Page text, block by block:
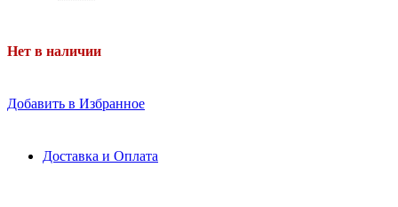
Нет в наличии
Добавить в Избранное
Доставка и Оплата